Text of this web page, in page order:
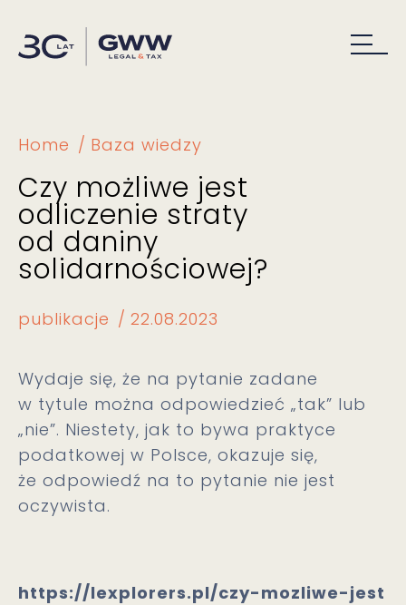
Home Baza wiedzy
Czy możliwe jest
odliczenie straty
od daniny
solidarnościowej?
publikacje 22.08.2023
Wydaje się, że na pytanie zadane
w tytule można odpowiedzieć „tak” lub
„nie”. Niestety, jak to bywa praktyce
podatkowej w Polsce, okazuje się,
że odpowiedź na to pytanie nie jest
oczywista.
https://lexplorers.pl/czy-mozliwe-jest